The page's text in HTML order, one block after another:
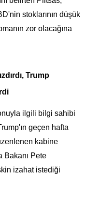
stoklarının düşük
zor olacağına
Trump
ilgili bilgi sahibi
geçen hafta
kabine
Bakanı Pete
izahat istediği